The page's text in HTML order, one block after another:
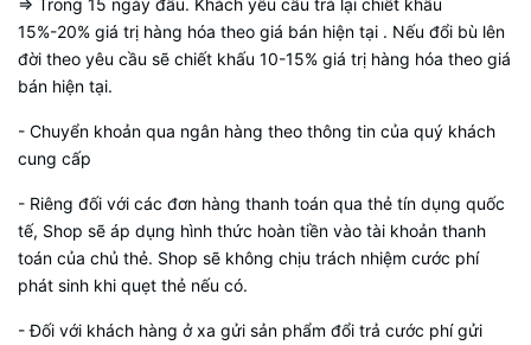
=> Trong 15 ngày đầu. Khách yêu cầu trả lại chiết khấu
15%-20% giá trị hàng hóa theo giá bán hiện tại . Nếu đổi bù lên
đời theo yêu cầu sẽ chiết khấu 10-15% giá trị hàng hóa theo giá
bán hiện tại.
- Chuyển khoản qua ngân hàng theo thông tin của quý khách
cung cấp
- Riêng đối với các đơn hàng thanh toán qua thẻ tín dụng quốc
tế, Shop sẽ áp dụng hình thức hoàn tiền vào tài khoản thanh
toán của chủ thẻ. Shop sẽ không chịu trách nhiệm cước phí
phát sinh khi quẹt thẻ nếu có.
- Đối với khách hàng ở xa gửi sản phẩm đổi trả cước phí gửi